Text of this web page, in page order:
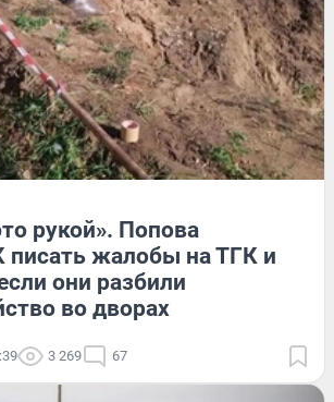
рукой». Попова
писать жалобы на ТГК и
они разбили
во дворах
3 269 67